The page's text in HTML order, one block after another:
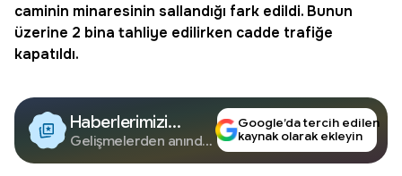
caminin minaresinin sallandığı fark edildi. Bunun
üzerine 2 bina tahliye edilirken cadde trafiğe
kapatıldı.
Haberlerimizi
Google'da Takip
Edin
Gelişmelerden anında
Google’da tercih edilen
kaynak olarak ekleyin